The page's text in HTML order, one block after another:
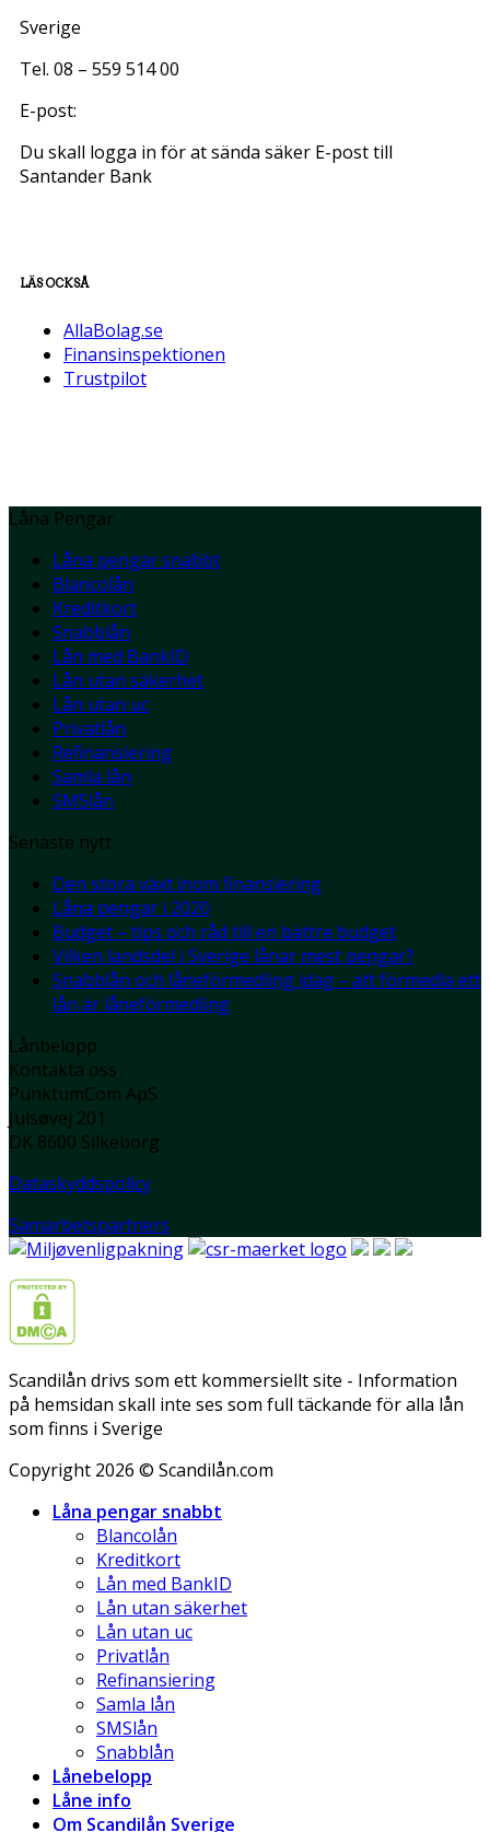
Sverige
Tel. 08 – 559 514 00
E-post:
Du skall logga in för at sända säker E-post till
Santander Bank
LÄS OCKSÅ
AllaBolag.se
Finansinspektionen
Trustpilot
Låna Pengar
Låna pengar snabbt
Blancolån
Kreditkort
Snabblån
Lån med BankID
Lån utan säkerhet
Lån utan uc
Privatlån
Refinansiering
Samla lån
SMSlån
Senaste nytt
Den stora växt inom finansiering
Låna pengar i 2020
Budget – tips och råd till en bättre budget
Vilken landsdel i Sverige lånar mest pengar?
Snabblån och låneförmedling idag – att förmedla ett
lån är låneförmedling
Lånbelopp
Kontakta oss
PunktumCom ApS
Julsøvej 201
DK 8600 Silkeborg
Dataskyddspolicy
Samarbetspartners
Scandilån drivs som ett kommersiellt site - Information
på hemsidan skall inte ses som full täckande för alla lån
som finns i Sverige
Copyright 2026 © Scandilån.com
Låna pengar snabbt
Blancolån
Kreditkort
Lån med BankID
Lån utan säkerhet
Lån utan uc
Privatlån
Refinansiering
Samla lån
SMSlån
Snabblån
Lånebelopp
Låne info
Om Scandilån Sverige